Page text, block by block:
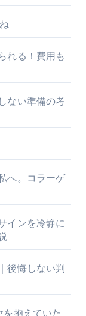
れる！費用も
ない準備の考
へ。コラーゲ
インを冷静に
後悔しない判
抱えていた